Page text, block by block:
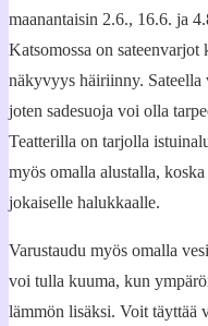
maanantaisin 2.6., 16.6. ja
Katsomossa on
näkyvyys häiriinny. Sateella
joten sadesuoja voi olla
Teatterilla on tarjolla
myös omalla alustalla,
jokaiselle halukkaalle.
Varustaudu myös omalla
voi tulla kuuma, kun
lämmön lisäksi. Voit täyttää